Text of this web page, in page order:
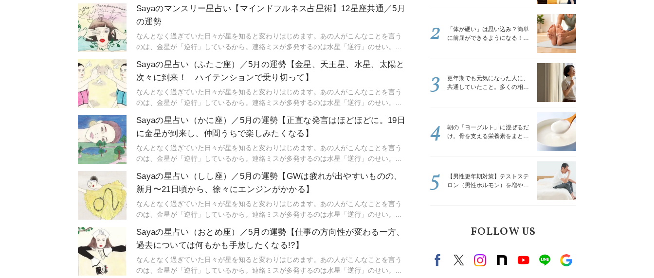
Sayaのマンスリー星占い【マインドフルネス占星術】12星座共通／5月
の運勢
なんとなく過ぎていた日々が星を知ると変わりはじめます。あの人がこんなことを言う
のは、金星が「逆行」しているから。連絡ミスが多発するのは水星「逆行」のせい。こ
で、小さなささやきや予兆にも気づき始め、「今、ここ」に集中できるように。マイン
ドフルに生きられるようになるのです。「今、ここ」を生きるためのマインドフルネス
な占星術です。
Sayaの星占い（ふたご座）／5月の運勢【金星、天王星、水星、太陽と
次々に到来！ ハイテンションで乗り切って】
なんとなく過ぎていた日々が星を知ると変わりはじめます。あの人がこんなことを言う
のは、金星が「逆行」しているから。連絡ミスが多発するのは水星「逆行」のせい。こ
で、小さなささやきや予兆にも気づき始め、「今、ここ」に集中できるように。マイン
ドフルに生きられるようになるのです。「今、ここ」を生きるためのマインドフルネス
な占星術です。
Sayaの星占い（かに座）／5月の運勢【正直な発言はほどほどに。19日
に金星が到来し、仲間うちで楽しみたくなる】
なんとなく過ぎていた日々が星を知ると変わりはじめます。あの人がこんなことを言う
のは、金星が「逆行」しているから。連絡ミスが多発するのは水星「逆行」のせい。こ
で、小さなささやきや予兆にも気づき始め、「今、ここ」に集中できるように。マイン
ドフルに生きられるようになるのです。「今、ここ」を生きるためのマインドフルネス
な占星術です。
Sayaの星占い（しし座）／5月の運勢【GWは疲れが出やすいものの、
新月〜21日頃から、徐々にエンジンがかかる】
なんとなく過ぎていた日々が星を知ると変わりはじめます。あの人がこんなことを言う
のは、金星が「逆行」しているから。連絡ミスが多発するのは水星「逆行」のせい。こ
で、小さなささやきや予兆にも気づき始め、「今、ここ」に集中できるように。マイン
ドフルに生きられるようになるのです。「今、ここ」を生きるためのマインドフルネス
な占星術です。
Sayaの星占い（おとめ座）／5月の運勢【仕事の方向性が変わる一方、
過去については何もかも手放したくなる!?】
なんとなく過ぎていた日々が星を知ると変わりはじめます。あの人がこんなことを言う
のは、金星が「逆行」しているから。連絡ミスが多発するのは水星「逆行」のせい。こ
「体が硬い」は思い込み？簡単
に前屈ができるようになる！腿
2
更年期でも元気になった人に、
共通していたこと。多くの相談
3
朝の「ヨーグルト」に混ぜるだ
け。骨を支える栄養素をまとめ
4
【男性更年期対策】テストステ
ロン（男性ホルモン）を増やす
5
FOLLOW US
FacebookX（旧twitter）
instagram
note Youtubeline